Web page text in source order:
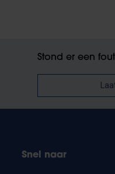
Stond er een
Snel naar